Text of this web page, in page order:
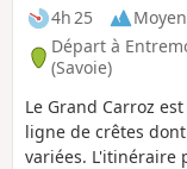
4h 25
Départ à
(Savoie)
Le Grand Carroz
ligne de crêtes
variées. L'itinéraire